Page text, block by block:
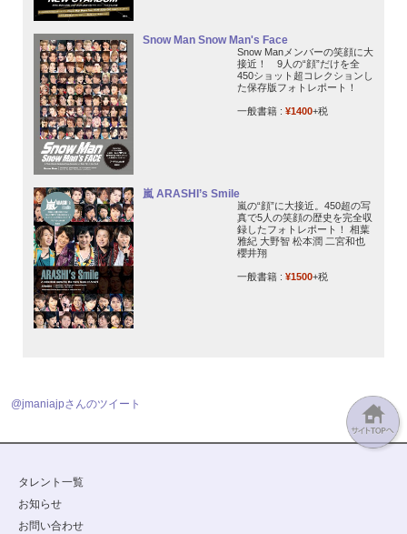
Snow Man Snow Man's Face
Snow Manメンバーの笑顔に大
接近！ 9人の“顔”だけを全
450ショット超コレクションし
た保存版フォトレポート！
一般書籍 : ¥1400+税
嵐 ARASHI’s Smile
嵐の“顔”に大接近。450超の写
真で5人の笑顔の歴史を完全収
録したフォトレポート！ 相葉
雅紀 大野智 松本潤 二宮和也
櫻井翔
一般書籍 : ¥1500+税
@jmaniajpさんのツイート
タレント一覧
お知らせ
お問い合わせ